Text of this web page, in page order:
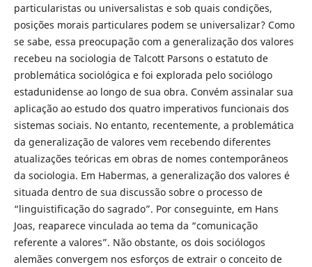
particularistas ou universalistas e sob quais condições,
posições morais particulares podem se universalizar? Como
se sabe, essa preocupação com a generalização dos valores
recebeu na sociologia de Talcott Parsons o estatuto de
problemática sociológica e foi explorada pelo sociólogo
estadunidense ao longo de sua obra. Convém assinalar sua
aplicação ao estudo dos quatro imperativos funcionais dos
sistemas sociais. No entanto, recentemente, a problemática
da generalização de valores vem recebendo diferentes
atualizações teóricas em obras de nomes contemporâneos
da sociologia. Em Habermas, a generalização dos valores é
situada dentro de sua discussão sobre o processo de
“linguistificação do sagrado”. Por conseguinte, em Hans
Joas, reaparece vinculada ao tema da “comunicação
referente a valores”. Não obstante, os dois sociólogos
alemães convergem nos esforços de extrair o conceito de